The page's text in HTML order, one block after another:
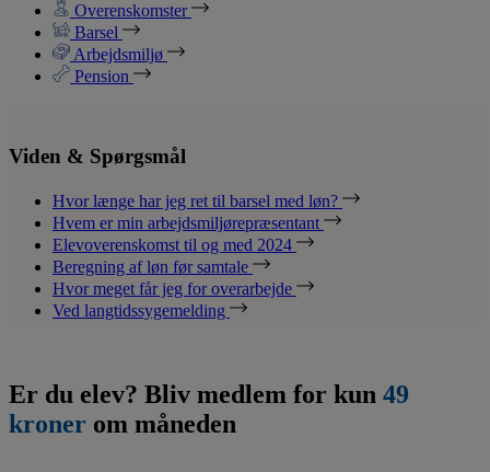
Overenskomster
Barsel
Arbejdsmiljø
Pension
Viden & Spørgsmål
Hvor længe har jeg ret til barsel med løn?
Hvem er min arbejdsmiljørepræsentant
Elevoverenskomst til og med 2024
Beregning af løn før samtale
Hvor meget får jeg for overarbejde
Ved langtidssygemelding
Er du elev? Bliv medlem for kun 49
kroner om måneden